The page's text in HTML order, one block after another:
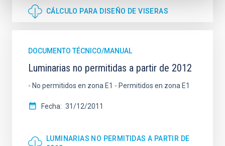
CÁLCULO PARA DISEÑO DE VISERAS
DOCUMENTO TÉCNICO/MANUAL
Luminarias no permitidas a partir de 2012
- No permitidos en zona E1 - Permitidos en zona E1
Fecha 31/12/2011
LUMINARIAS NO PERMITIDAS A PARTIR DE